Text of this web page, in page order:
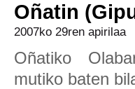
Oñatin
2007ko 29ren apirilaa
Oñatiko
mutiko baten